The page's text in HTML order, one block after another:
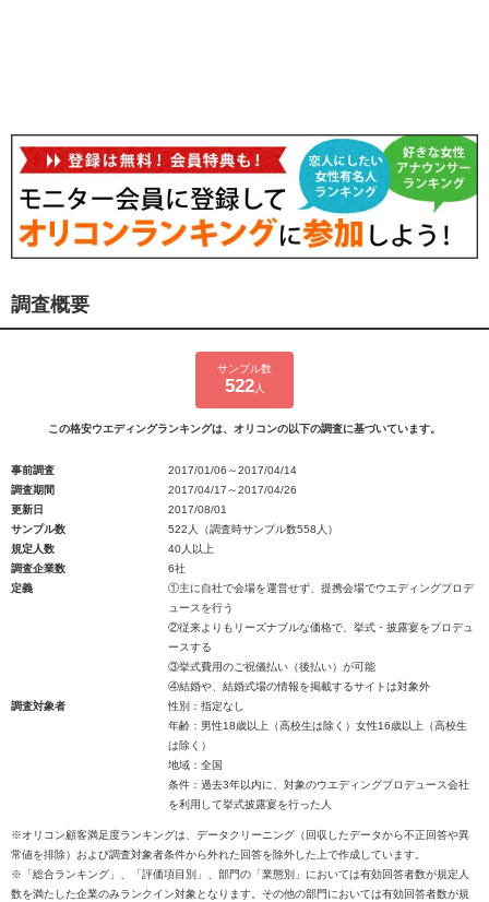
調査概要
サンプル数
522人
この格安ウエディングランキングは、オリコンの以下の調査に基づいています。
事前調査
2017/01/06～2017/04/14
調査期間
2017/04/17～2017/04/26
更新日
2017/08/01
サンプル数
522人（調査時サンプル数558人）
規定人数
40人以上
調査企業数
6社
定義
①主に自社で会場を運営せず、提携会場でウエディングプロデ
ュースを行う
②従来よりもリーズナブルな価格で、挙式・披露宴をプロデュ
ースする
③挙式費用のご祝儀払い（後払い）が可能
④結婚や、結婚式場の情報を掲載するサイトは対象外
調査対象者
性別：指定なし
年齢：男性18歳以上（高校生は除く）女性16歳以上（高校生
は除く）
地域：全国
条件：過去3年以内に、対象のウエディングプロデュース会社
を利用して挙式披露宴を行った人
※オリコン顧客満足度ランキングは、データクリーニング（回収したデータから不正回答や異
常値を排除）および調査対象者条件から外れた回答を除外した上で作成しています。
※「総合ランキング」、「評価項目別」、部門の「業態別」においては有効回答者数が規定人
数を満たした企業のみランクイン対象となります。その他の部門においては有効回答者数が規